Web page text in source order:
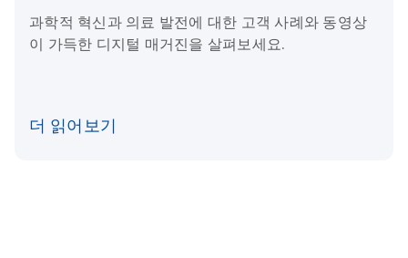
과학적 혁신과 의료 발전에 대한 고객 사례와 동영상
이 가득한 디지털 매거진을 살펴보세요.
더 읽어보기